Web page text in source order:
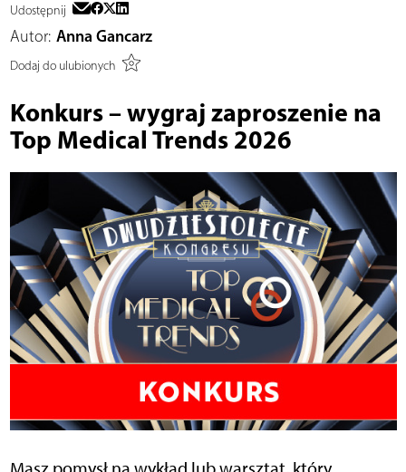
Udostępnij
Autor: Anna Gancarz
Dodaj do ulubionych
Konkurs – wygraj zaproszenie na
Top Medical Trends 2026